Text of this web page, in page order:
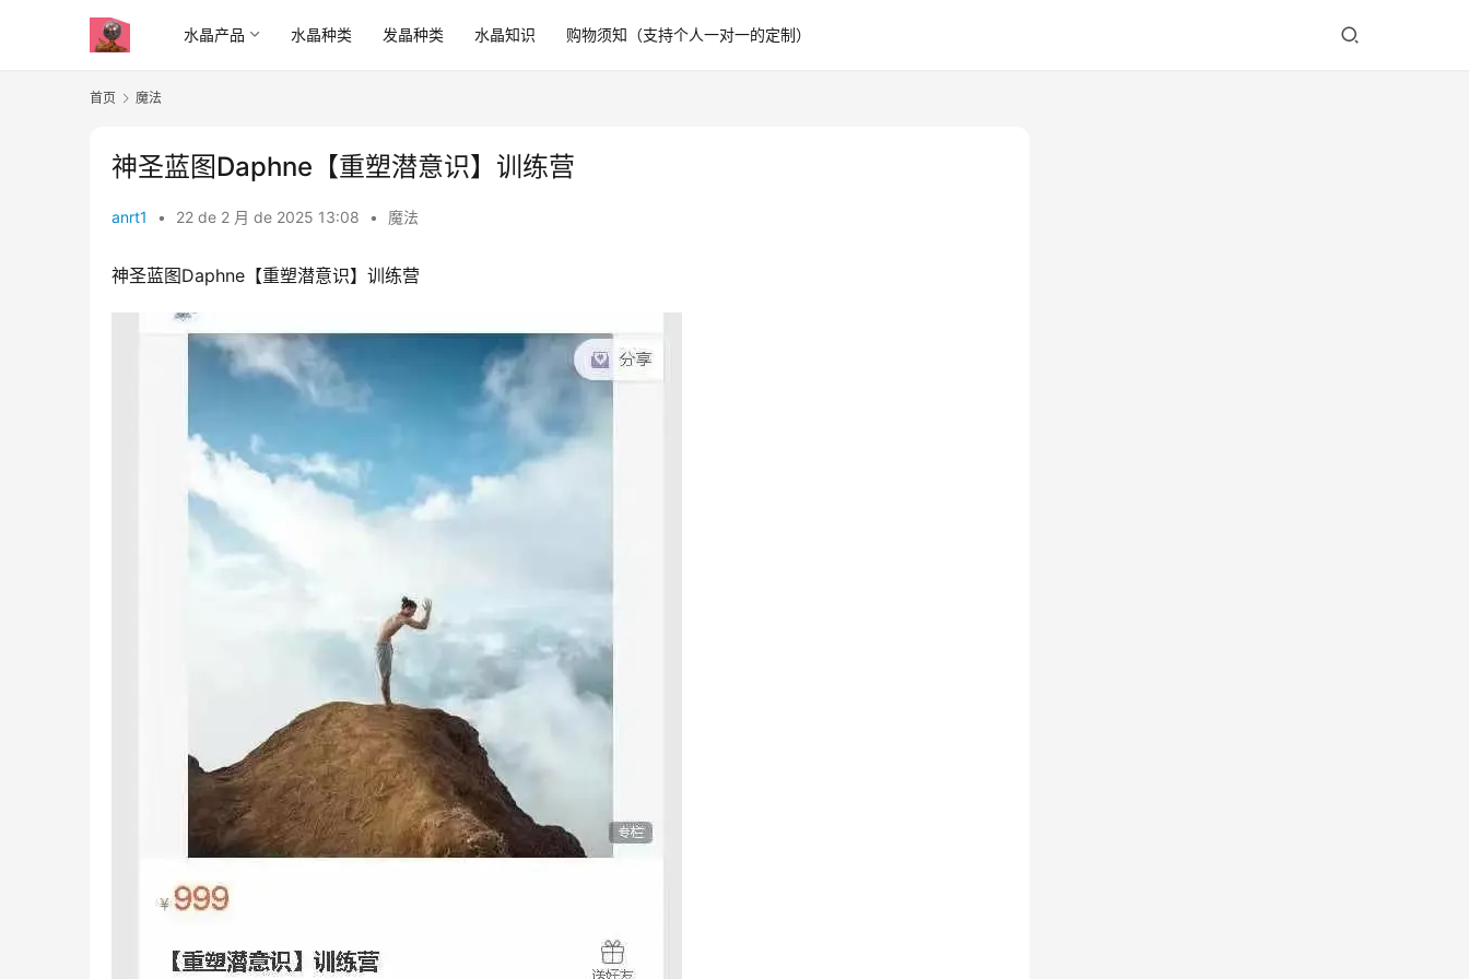
水晶产品 水晶种类 发晶种类 水晶知识 购物须知（支持个人一对一的定制）
首页 魔法
神圣蓝图Daphne【重塑潜意识】训练营​
anrt1 • 22 de 2 月 de 2025 13:08 • 魔法
神圣蓝图Daphne【重塑潜意识】训练营​